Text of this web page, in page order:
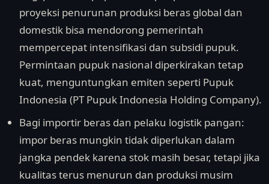
proyeksi penurunan produksi beras global dan
domestik bisa mendorong pemerintah
mempercepat intensifikasi dan subsidi pupuk.
Permintaan pupuk nasional diperkirakan tetap
kuat, menguntungkan emiten seperti Pupuk
Indonesia (PT Pupuk Indonesia Holding Company).
Bagi importir beras dan pelaku logistik pangan:
impor beras mungkin tidak diperlukan dalam
jangka pendek karena stok masih besar, tetapi jika
kualitas terus menurun dan produksi musim